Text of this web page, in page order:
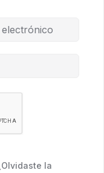
la